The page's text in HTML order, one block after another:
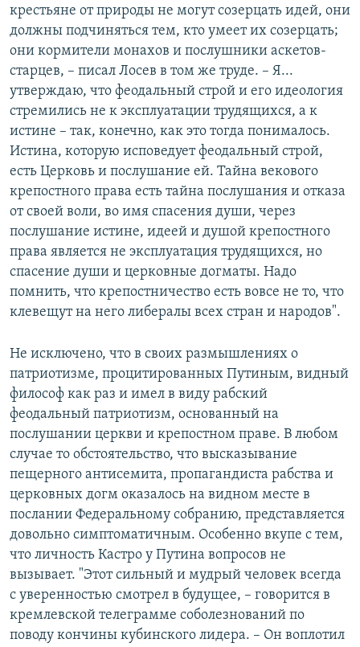
крестьяне от природы не могут созерцать идей, они
должны подчиняться тем, кто умеет их созерцать;
они кормители монахов и послушники аскетов-
старцев, – писал Лосев в том же труде. – Я...
утверждаю, что феодальный строй и его идеология
стремились не к эксплуатации трудящихся, а к
истине – так, конечно, как это тогда понималось.
Истина, которую исповедует феодальный строй,
есть Церковь и послушание ей. Тайна векового
крепостного права есть тайна послушания и отказа
от своей воли, во имя спасения души, через
послушание истине, идеей и душой крепостного
права является не эксплуатация трудящихся, но
спасение души и церковные догматы. Надо
помнить, что крепостничество есть вовсе не то, что
клевещут на него либералы всех стран и народов".
Не исключено, что в своих размышлениях о
патриотизме, процитированных Путиным, видный
философ как раз и имел в виду рабский
феодальный патриотизм, основанный на
послушании церкви и крепостном праве. В любом
случае то обстоятельство, что высказывание
пещерного антисемита, пропагандиста рабства и
церковных догм оказалось на видном месте в
послании Федеральному собранию, представляется
довольно симптоматичным. Особенно вкупе с тем,
что личность Кастро у Путина вопросов не
вызывает. "Этот сильный и мудрый человек всегда
с уверенностью смотрел в будущее, – говорится в
кремлевской телеграмме соболезнований по
поводу кончины кубинского лидера. – Он воплотил